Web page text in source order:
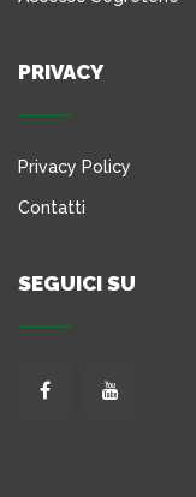
PRIVACY
Privacy Policy
Contatti
SEGUICI SU